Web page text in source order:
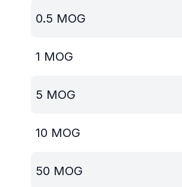
0.5 MOG
1 MOG
5 MOG
10 MOG
50 MOG